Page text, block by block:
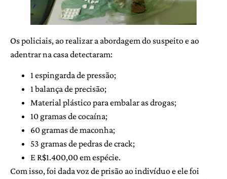
Os policiais, ao realizar a abordagem do suspeito e ao
adentrar na casa detectaram:
1 espingarda de pressão;
1 balança de precisão;
Material plástico para embalar as drogas;
10 gramas de cocaína;
60 gramas de maconha;
53 gramas de pedras de crack;
E R$1.400,00 em espécie.
Com isso, foi dada voz de prisão ao indivíduo e ele foi